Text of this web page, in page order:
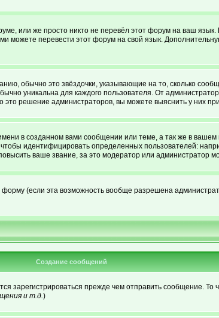
или же просто никто не перевёл этот форум на ваш
можете перевести этот форум на свой язык.
обычно это звёздочки, указывающие на то, сколько
уникальна для каждого пользователя. От
решение администраторов, вы можете выяснить у них
в созданном вами сообщении или теме, а так же в
идентифицировать определенных пользователей:
ваше звание, за это модератор или администратор
(если эта возможность вообще разрешена
Создание сообщений
зарегистрироваться прежде чем отправить сообщение.
и т.д.)